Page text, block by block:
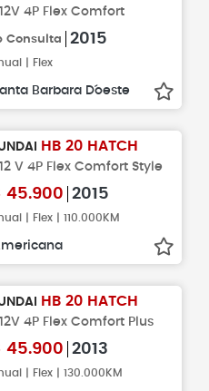
4P Flex Comfort
Consulta 2015
| Flex
Barbara D´oeste
HB 20 HATCH
V 4P Flex Comfort Style
45.900 2015
| Flex | 110.000KM
HB 20 HATCH
4P Flex Comfort Plus
45.900 2013
| Flex | 130.000KM